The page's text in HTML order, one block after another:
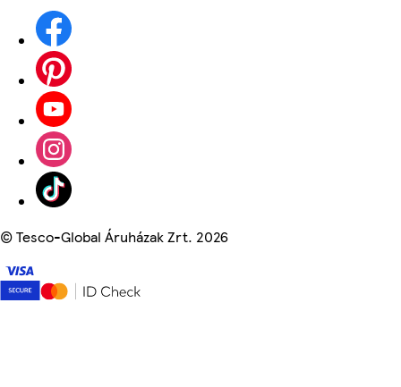
©Tesco-Global Áruházak Zrt. 2026